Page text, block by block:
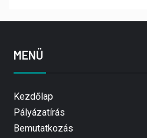
MENÜ
Kezdőlap
Pályázatírás
Bemutatkozás